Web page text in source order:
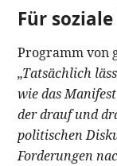
Für
Programm von
„Tatsächlich
wie das
der drauf und
politischen
Forderungen